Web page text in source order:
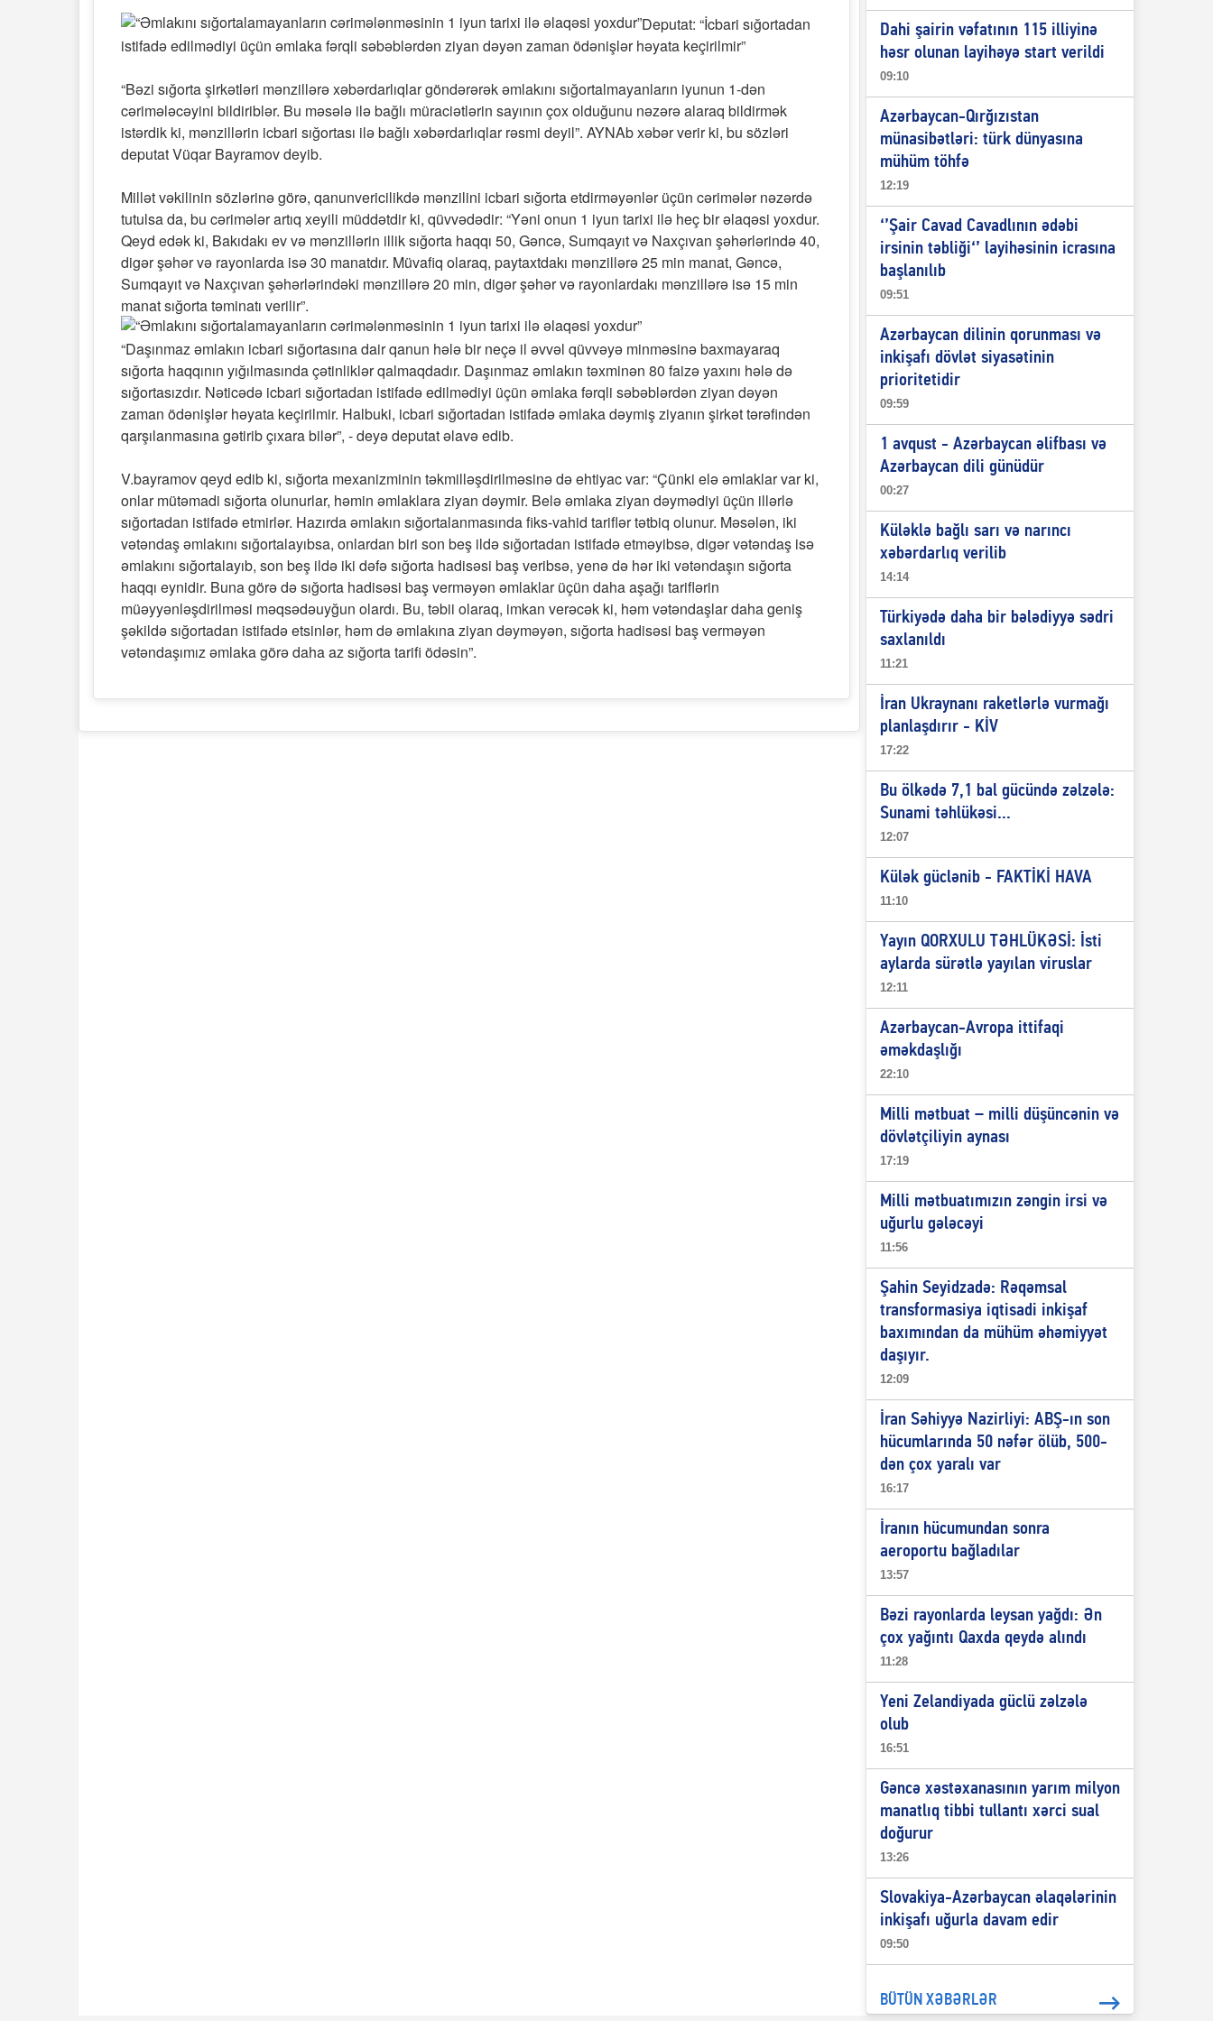
Deputat: “İcbari sığortadan
istifadə edilmədiyi üçün əmlaka fərqli səbəblərdən ziyan dəyən zaman ödənişlər həyata keçirilmir”
“Bəzi sığorta şirkətləri mənzillərə xəbərdarlıqlar göndərərək əmlakını sığortalmayanların iyunun 1-dən
cərimələcəyini bildiriblər. Bu məsələ ilə bağlı müraciətlərin sayının çox olduğunu nəzərə alaraq bildirmək
istərdik ki, mənzillərin icbari sığortası ilə bağlı xəbərdarlıqlar rəsmi deyil”. AYNAb xəbər verir ki, bu sözləri
deputat Vüqar Bayramov deyib.
Millət vəkilinin sözlərinə görə, qanunvericilikdə mənzilini icbari sığorta etdirməyənlər üçün cərimələr nəzərdə
tutulsa da, bu cərimələr artıq xeyili müddətdir ki, qüvvədədir: “Yəni onun 1 iyun tarixi ilə heç bir əlaqəsi yoxdur.
Qeyd edək ki, Bakıdakı ev və mənzillərin illik sığorta haqqı 50, Gəncə, Sumqayıt və Naxçıvan şəhərlərində 40,
digər şəhər və rayonlarda isə 30 manatdır. Müvafiq olaraq, paytaxtdakı mənzillərə 25 min manat, Gəncə,
Sumqayıt və Naxçıvan şəhərlərindəki mənzillərə 20 min, digər şəhər və rayonlardakı mənzillərə isə 15 min
manat sığorta təminatı verilir”.
“Daşınmaz əmlakın icbari sığortasına dair qanun hələ bir neçə il əvvəl qüvvəyə minməsinə baxmayaraq
sığorta haqqının yığılmasında çətinliklər qalmaqdadır. Daşınmaz əmlakın təxminən 80 faizə yaxını hələ də
sığortasızdır. Nəticədə icbari sığortadan istifadə edilmədiyi üçün əmlaka fərqli səbəblərdən ziyan dəyən
zaman ödənişlər həyata keçirilmir. Halbuki, icbari sığortadan istifadə əmlaka dəymiş ziyanın şirkət tərəfindən
qarşılanmasına gətirib çıxara bilər”, - deyə deputat əlavə edib.
V.bayramov qeyd edib ki, sığorta mexanizminin təkmilləşdirilməsinə də ehtiyac var: “Çünki elə əmlaklar var ki,
onlar mütəmadi sığorta olunurlar, həmin əmlaklara ziyan dəymir. Belə əmlaka ziyan dəymədiyi üçün illərlə
sığortadan istifadə etmirlər. Hazırda əmlakın sığortalanmasında fiks-vahid tariflər tətbiq olunur. Məsələn, iki
vətəndaş əmlakını sığortalayıbsa, onlardan biri son beş ildə sığortadan istifadə etməyibsə, digər vətəndaş isə
əmlakını sığortalayıb, son beş ildə iki dəfə sığorta hadisəsi baş veribsə, yenə də hər iki vətəndaşın sığorta
haqqı eynidir. Buna görə də sığorta hadisəsi baş verməyən əmlaklar üçün daha aşağı tariflərin
müəyyənləşdirilməsi məqsədəuyğun olardı. Bu, təbii olaraq, imkan verəcək ki, həm vətəndaşlar daha geniş
şəkildə sığortadan istifadə etsinlər, həm də əmlakına ziyan dəyməyən, sığorta hadisəsi baş verməyən
vətəndaşımız əmlaka görə daha az sığorta tarifi ödəsin”.
Dahi şairin vəfatının 115 illiyinə
həsr olunan layihəyə start verildi
09:10
Azərbaycan-Qırğızıstan
münasibətləri: türk dünyasına
mühüm töhfə
12:19
‘’Şair Cavad Cavadlının ədəbi
irsinin təbliği‘’ layihəsinin icrasına
başlanılıb
09:51
Azərbaycan dilinin qorunması və
inkişafı dövlət siyasətinin
prioritetidir
09:59
1 avqust - Azərbaycan əlifbası və
Azərbaycan dili günüdür
00:27
Küləklə bağlı sarı və narıncı
xəbərdarlıq verilib
14:14
Türkiyədə daha bir bələdiyyə sədri
saxlanıldı
11:21
İran Ukraynanı raketlərlə vurmağı
planlaşdırır - KİV
17:22
Bu ölkədə 7,1 bal gücündə zəlzələ:
Sunami təhlükəsi...
12:07
Külək güclənib - FAKTİKİ HAVA
11:10
Yayın QORXULU TƏHLÜKƏSİ: İsti
aylarda sürətlə yayılan viruslar
12:11
Azərbaycan-Avropa ittifaqi
əməkdaşlığı
22:10
Milli mətbuat – milli düşüncənin və
dövlətçiliyin aynası
17:19
Milli mətbuatımızın zəngin irsi və
uğurlu gələcəyi
11:56
Şahin Seyidzadə: Rəqəmsal
transformasiya iqtisadi inkişaf
baxımından da mühüm əhəmiyyət
daşıyır.
12:09
İran Səhiyyə Nazirliyi: ABŞ-ın son
hücumlarında 50 nəfər ölüb, 500-
dən çox yaralı var
16:17
İranın hücumundan sonra
aeroportu bağladılar
13:57
Bəzi rayonlarda leysan yağdı: Ən
çox yağıntı Qaxda qeydə alındı
11:28
Yeni Zelandiyada güclü zəlzələ
olub
16:51
Gəncə xəstəxanasının yarım milyon
manatlıq tibbi tullantı xərci sual
doğurur
13:26
Slovakiya-Azərbaycan əlaqələrinin
inkişafı uğurla davam edir
09:50
BÜTÜN XƏBƏRLƏR